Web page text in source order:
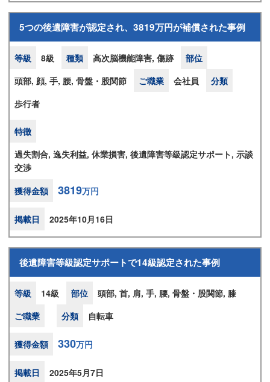
5つの後遺障害が認定され、3819万円が補償された事例
等級 8級 種類 高次脳機能障害, 傷跡
部位
頭部, 顔, 手, 腰, 骨盤・股関節
ご職業 会社員
分類
歩行者
特徴
過失割合, 逸失利益, 休業損害, 後遺障害等級認定サポート, 示談
交渉
獲得金額
3819万円
掲載日 2025年10月16日
後遺障害等級認定サポートで14級認定された事例
等級 14級 部位
頭部, 首, 肩, 手, 腰, 骨盤・股関節, 膝
ご職業
分類 自転車
獲得金額 330万円
掲載日 2025年5月7日